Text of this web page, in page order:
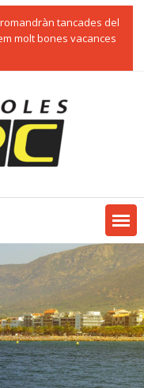
tancades del
molt bones vacances